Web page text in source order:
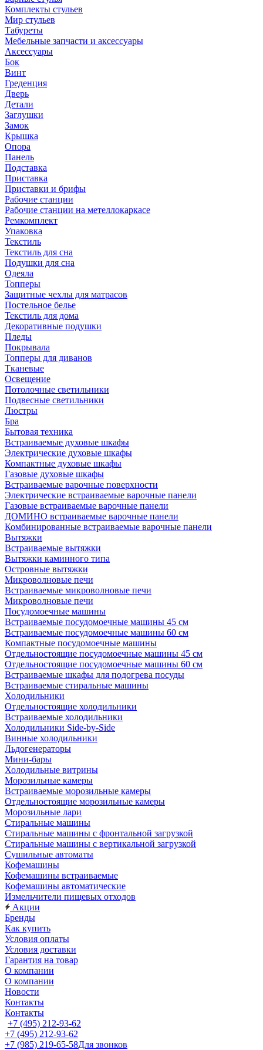
Комплекты стульев
Мир стульев
Табуреты
Мебельные запчасти и аксессуары
Аксессуары
Бок
Винт
Греденция
Дверь
Детали
Заглушки
Замок
Крышка
Опора
Панель
Подставка
Приставка
Приставки и брифы
Рабочие станции
Рабочие станции на метеллокаркасе
Ремкомплект
Упаковка
Текстиль
Текстиль для сна
Подушки для сна
Одеяла
Топперы
Защитные чехлы для матрасов
Постельное белье
Текстиль для дома
Декоративные подушки
Пледы
Покрывала
Топперы для диванов
Тканевые
Освещение
Потолочные светильники
Подвесные светильники
Люстры
Бра
Бытовая техника
Встраиваемые духовые шкафы
Электрические духовые шкафы
Компактные духовые шкафы
Газовые духовые шкафы
Встраиваемые варочные поверхности
Электрические встраиваемые варочные панели
Газовые встраиваемые варочные панели
ДОМИНО встраиваемые варочные панели
Комбинированные встраиваемые варочные панели
Вытяжки
Встраиваемые вытяжки
Вытяжки каминного типа
Островные вытяжки
Микроволновые печи
Встраиваемые микроволновые печи
Микроволновые печи
Посудомоечные машины
Встраиваемые посудомоечные машины 45 см
Встраиваемые посудомоечные машины 60 см
Компактные посудомоечные машины
Отдельностоящие посудомоечные машины 45 см
Отдельностоящие посудомоечные машины 60 см
Встраиваемые шкафы для подогрева посуды
Встраиваемые стиральные машины
Холодильники
Отдельностоящие холодильники
Встраиваемые холодильники
Холодильники Side-by-Side
Винные холодильники
Льдогенераторы
Мини-бары
Холодильные витрины
Морозильные камеры
Встраиваемые морозильные камеры
Отдельностоящие морозильные камеры
Морозильные лари
Стиральные машины
Стиральные машины с фронтальной загрузкой
Стиральные машины с вертикальной загрузкой
Сушильные автоматы
Кофемашины
Кофемашины встраиваемые
Кофемашины автоматические
Измельчители пищевых отходов
Акции
Бренды
Как купить
Условия оплаты
Условия доставки
Гарантия на товар
О компании
О компании
Новости
Контакты
Контакты
+7 (495) 212-93-62
+7 (495) 212-93-62
+7 (985) 219-65-58Для звонков